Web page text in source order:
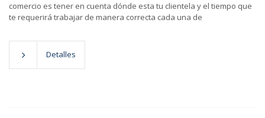
comercio es tener en cuenta dónde esta tu clientela y el tiempo que
te requerirá trabajar de manera correcta cada una de
Detalles